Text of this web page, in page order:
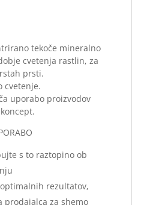
tekoče mineralno
cvetenja rastlin, za
prsti.
cvetenje.
uporabo proizvodov
s to raztopino ob
rezultatov,
prodajalca za shemo